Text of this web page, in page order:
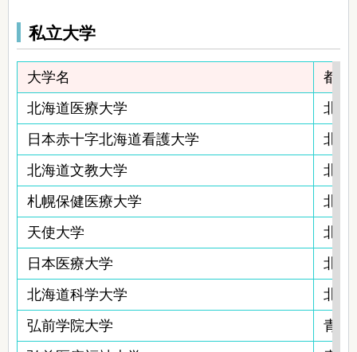
私立大学
大学名
都道
北海道医療大学
北海
日本赤十字北海道看護大学
北海
北海道文教大学
北海
札幌保健医療大学
北海
天使大学
北海
日本医療大学
北海
北海道科学大学
北海
弘前学院大学
青森